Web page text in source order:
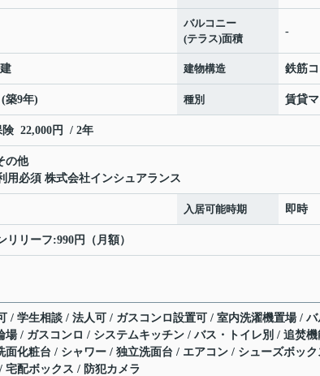
バルコニー
(テラス)面積
-
建物構造 鉄筋
築9年) 種別 賃貸
22,000円 / 2年
の他
用必須 株式会社インシュアランス
入居可能時期 即時
リリーフ:990円（月額）
/ 学生相談 / 法人可 / ガスコンロ設置可 / 室内洗濯機置場 /
場 / ガスコンロ / システムキッチン / バス・トイレ別 / 追焚
面化粧台 / シャワー / 独立洗面台 / エアコン / シューズボッ
宅配ボックス / 防犯カメラ